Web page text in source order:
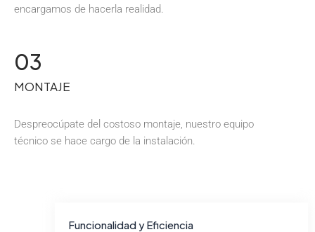
encargamos de hacerla realidad.
03
MONTAJE
Despreocúpate del costoso montaje, nuestro equipo
técnico se hace cargo de la instalación.
Funcionalidad y Eficiencia